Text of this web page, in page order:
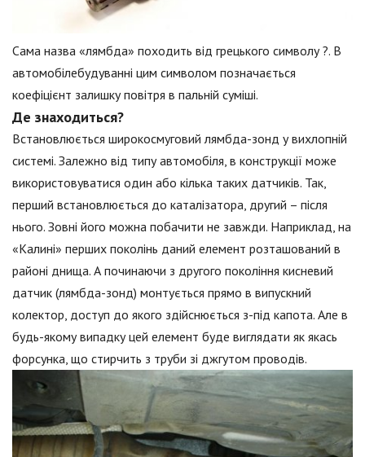
Сама назва «лямбда» походить від грецького символу ?. В
автомобілебудуванні цим символом позначається
коефіцієнт залишку повітря в пальній суміші.
Де знаходиться?
Встановлюється широкосмуговий лямбда-зонд у вихлопній
системі. Залежно від типу автомобіля, в конструкції може
використовуватися один або кілька таких датчиків. Так,
перший встановлюється до каталізатора, другий – після
нього. Зовні його можна побачити не завжди. Наприклад, на
«Калині» перших поколінь даний елемент розташований в
районі днища. А починаючи з другого покоління кисневий
датчик (лямбда-зонд) монтується прямо в випускний
колектор, доступ до якого здійснюється з-під капота. Але в
будь-якому випадку цей елемент буде виглядати як якась
форсунка, що стирчить з труби зі джгутом проводів.